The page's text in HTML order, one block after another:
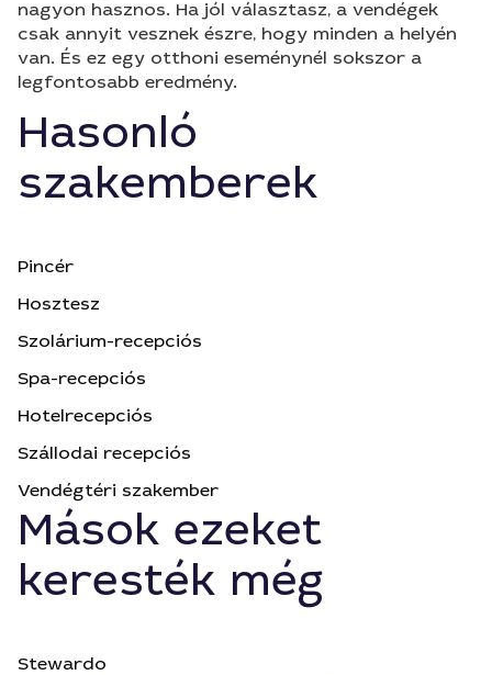
nagyon hasznos. Ha jól választasz, a vendégek
csak annyit vesznek észre, hogy minden a helyén
van. És ez egy otthoni eseménynél sokszor a
legfontosabb eredmény.
Hasonló
szakemberek
Pincér
Hosztesz
Szolárium-recepciós
Spa-recepciós
Hotelrecepciós
Szállodai recepciós
Vendégtéri szakember
Mások ezeket
keresték még
Stewardo